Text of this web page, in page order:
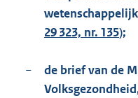
29 323, nr. 135);
−
de brief van de